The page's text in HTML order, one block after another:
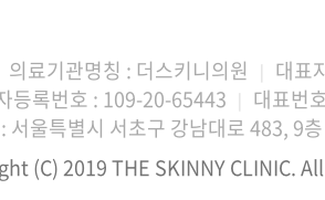
의료기관명칭 : 더스키니의원 |
대표
등록번호 : 109-20-65443 |
대표번
서울특별시 서초구 강남대로 483, 9
(C) 2019 THE SKINNY CLINIC.